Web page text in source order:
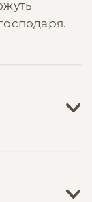
шерсть.